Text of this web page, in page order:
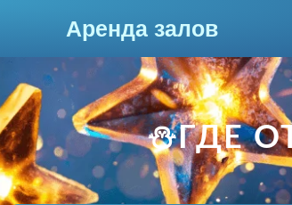
Аренда залов
Краснодар
⛄ГДЕ